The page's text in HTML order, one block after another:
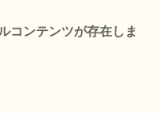
コンテンツが存在しま